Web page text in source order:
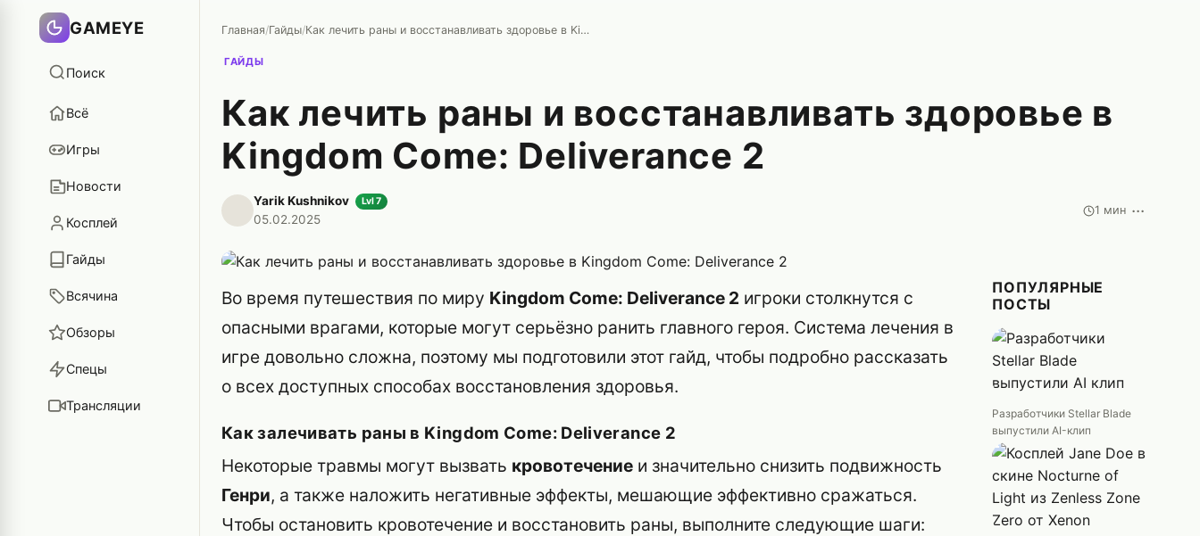
GAMEYE
Поиск
Всё
Игры
Новости
Косплей
Гайды
Всячина
Обзоры
Спецы
Трансляции
Главная/Гайды/ Как лечить раны и восстанавливать здоровье в Kingdom Come: Deliverance 2
ГАЙДЫ
Как лечить раны и восстанавливать здоровье в
Kingdom Come: Deliverance 2
Yarik Kushnikov Lvl 7
05.02.2025
1 мин ···
Во время путешествия по миру Kingdom Come: Deliverance 2 игроки столкнутся с
опасными врагами, которые могут серьёзно ранить главного героя. Система лечения в
игре довольно сложна, поэтому мы подготовили этот гайд, чтобы подробно рассказать
о всех доступных способах восстановления здоровья.
Как залечивать раны в Kingdom Come: Deliverance 2
Некоторые травмы могут вызвать кровотечение и значительно снизить подвижность
Генри, а также наложить негативные эффекты, мешающие эффективно сражаться.
Чтобы остановить кровотечение и восстановить раны, выполните следующие шаги:
ПОПУЛЯРНЫЕ
ПОСТЫ
Разработчики Stellar Blade
выпустили AI-клип